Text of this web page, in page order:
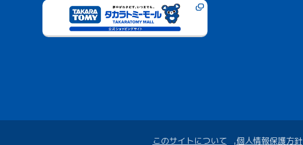
このサイトについて 個人情報保護方針